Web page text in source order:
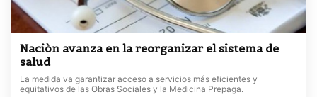
Naciòn avanza en la reorganizar el sistema de
salud
La medida va garantizar acceso a servicios más eficientes y
equitativos de las Obras Sociales y la Medicina Prepaga.